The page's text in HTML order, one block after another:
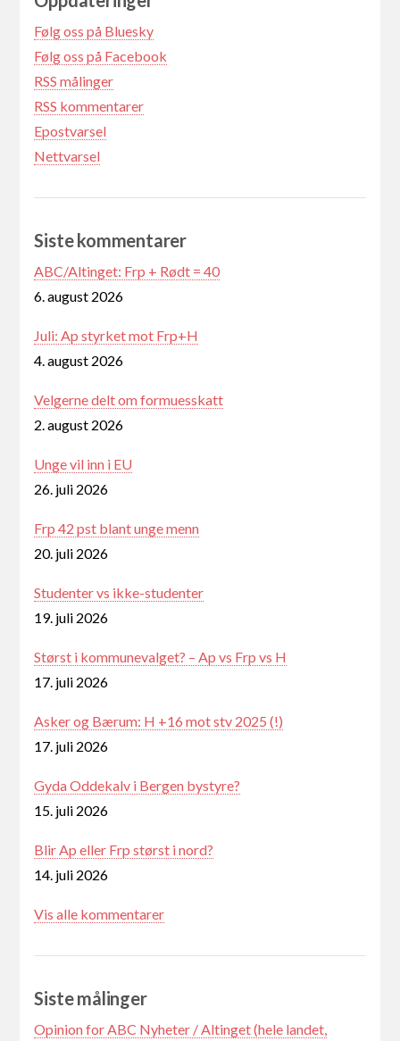
Følg oss på Bluesky
Følg oss på Facebook
RSS målinger
RSS kommentarer
Epostvarsel
Nettvarsel
Siste kommentarer
ABC/Altinget: Frp + Rødt = 40
6. august 2026
Juli: Ap styrket mot Frp+H
4. august 2026
Velgerne delt om formuesskatt
2. august 2026
Unge vil inn i EU
26. juli 2026
Frp 42 pst blant unge menn
20. juli 2026
Studenter vs ikke-studenter
19. juli 2026
Størst i kommunevalget? – Ap vs Frp vs H
17. juli 2026
Asker og Bærum: H +16 mot stv 2025 (!)
17. juli 2026
Gyda Oddekalv i Bergen bystyre?
15. juli 2026
Blir Ap eller Frp størst i nord?
14. juli 2026
Vis alle kommentarer
Siste målinger
Opinion for ABC Nyheter / Altinget (hele landet,